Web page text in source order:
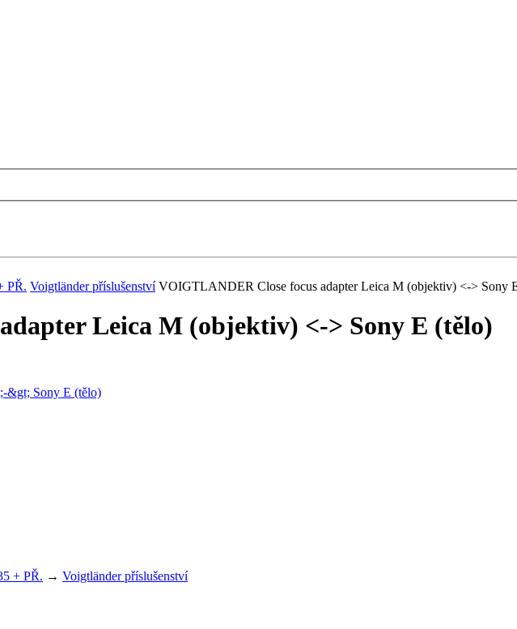
PŘ. Voigtländer příslušenství VOIGTLANDER Close focus adapter Leica M (objektiv) <-> Sony
Leica M (objektiv) <-> Sony E (tělo)
+ PŘ. → Voigtländer příslušenství